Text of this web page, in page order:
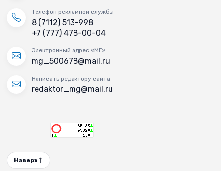
Телефон рекламной службы
8 (7112) 513-998
+7 (777) 478-00-04
Электронный адрес «МГ»
mg_500678@mail.ru
Написать редактору сайта
redaktor_mg@mail.ru
Наверх